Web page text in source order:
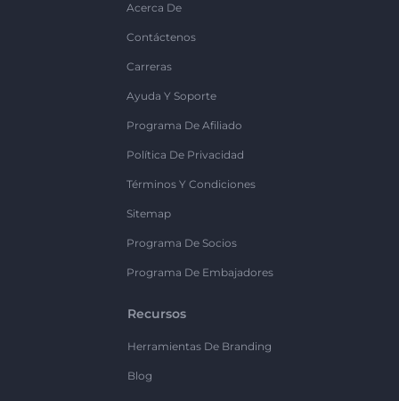
Acerca De
Contáctenos
Carreras
Ayuda Y Soporte
Programa De Afiliado
Política De Privacidad
Términos Y Condiciones
Sitemap
Programa De Socios
Programa De Embajadores
Recursos
Herramientas De Branding
Blog